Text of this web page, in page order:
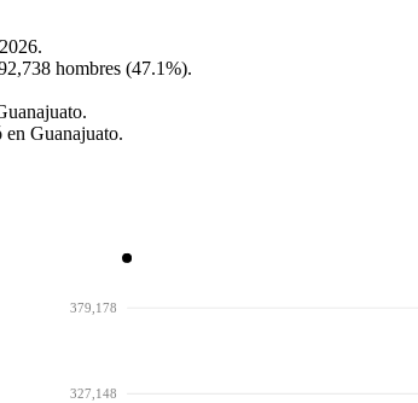
hombres (47.1%).
Guanajuato.
327,148
379,178